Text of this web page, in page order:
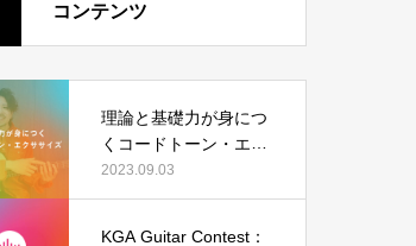
コンテンツ
理論と基礎力が身につ
くコードトーン・エク
ササイズ
2023.09.03
KGA Guitar Contest：